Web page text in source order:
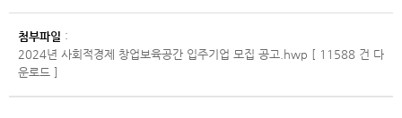
첨부파일 :
2024년 사회적경제 창업보육공간 입주기업 모집 공고.hwp [ 11588 건 다
운로드 ]